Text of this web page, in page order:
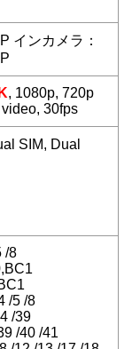
インカメラ：
, 1080p, 720p
video, 30fps
SIM, Dual
/8
/5 /8
/39
/40 /41